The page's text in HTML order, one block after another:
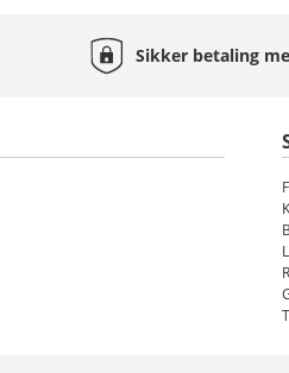
Sikker betaling